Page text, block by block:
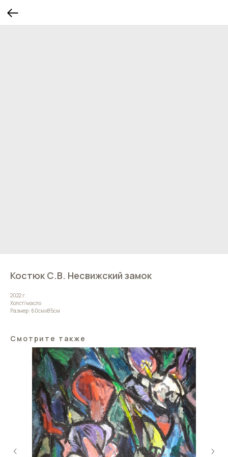
Костюк С.В. Несвижский замок
2022 г.
Холст/масло
Размер: 60смх85см
Смотрите также